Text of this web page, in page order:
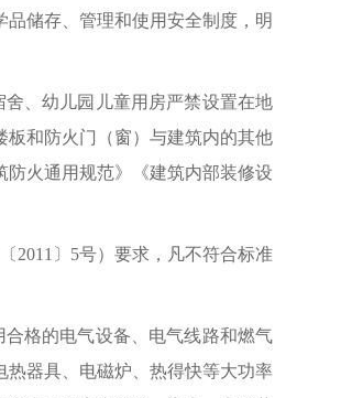
储存、管理和使用安全制度，明
、幼儿园儿童用房严禁设置在地
和防火门（窗）与建筑内的其他
火通用规范》《建筑内部装修设
2011〕5号）要求，凡不符合标准
格的电气设备、电气线路和燃气
器具、电磁炉、热得快等大功率